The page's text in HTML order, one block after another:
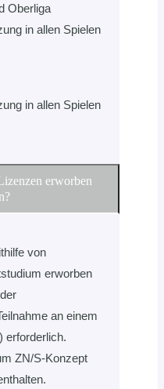
Oberliga
in allen Spielen
in allen Spielen
erworben
von
erworben
an einem
erforderlich.
ZN/S-Konzept